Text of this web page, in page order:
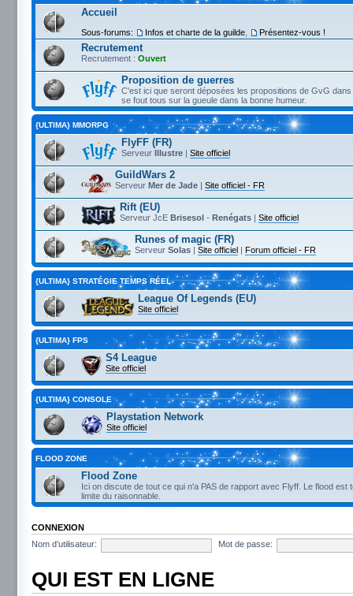
Accueil
Sous-forums: Infos et charte de la guilde Présentez-vous !
Recrutement
Recrutement : Ouvert
Proposition de guerres
C'est ici que seront déposées les propositions de GvG dans
se fout tous sur la gueule dans la bonne humeur.
{ULTIMA} MMORPG
FlyFF (FR)
Serveur Illustre | Site officiel
GuildWars 2
Serveur Mer de Jade | Site officiel - FR
Rift (EU)
Serveur JcE Brisesol - Renégats | Site officiel
Runes of magic (FR)
Serveur Solas | Site officiel | Forum officiel - FR
{ULTIMA} STRATÉGIE TEMPS RÉEL
League Of Legends (EU)
Site officiel
{ULTIMA} FPS
S4 League
Site officiel
{ULTIMA} CONSOLE
Playstation Network
Site officiel
FLOOD ZONE
Flood Zone
Ici on discute de tout ce qui n'a PAS de rapport avec Flyff. Le flood est
limite du raisonnable.
CONNEXION
Nom d’utilisateur:
Mot de passe:
QUI EST EN LIGNE